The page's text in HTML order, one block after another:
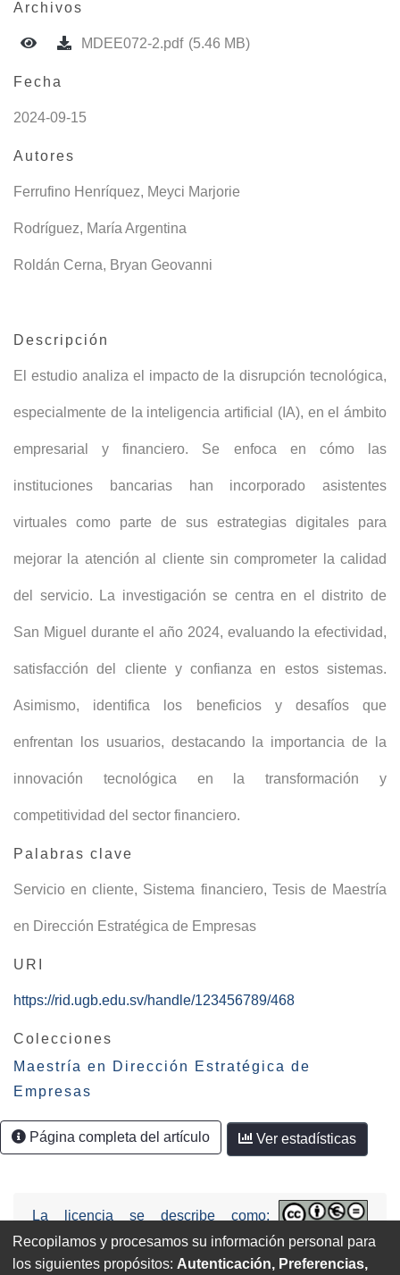
Archivos
MDEE072-2.pdf (5.46 MB)
Fecha
2024-09-15
Autores
Ferrufino Henríquez, Meyci Marjorie
Rodríguez, María Argentina
Roldán Cerna, Bryan Geovanni
Descripción
El estudio analiza el impacto de la disrupción tecnológica,
especialmente de la inteligencia artificial (IA), en el ámbito
empresarial y financiero. Se enfoca en cómo las
instituciones bancarias han incorporado asistentes
virtuales como parte de sus estrategias digitales para
mejorar la atención al cliente sin comprometer la calidad
del servicio. La investigación se centra en el distrito de
San Miguel durante el año 2024, evaluando la efectividad,
satisfacción del cliente y confianza en estos sistemas.
Asimismo, identifica los beneficios y desafíos que
enfrentan los usuarios, destacando la importancia de la
innovación tecnológica en la transformación y
competitividad del sector financiero.
Palabras clave
Servicio en cliente, Sistema financiero, Tesis de Maestría
en Dirección Estratégica de Empresas
URI
https://rid.ugb.edu.sv/handle/123456789/468
Colecciones
Maestría en Dirección Estratégica de
Empresas
Página completa del artículo Ver estadísticas
La licencia se describe como:
Attribution-NonCommercial-NoDerivs
3.0 United States (CC BY-NC-ND 3.0 US).
Recopilamos y procesamos su información personal para
los siguientes propósitos: Autenticación, Preferencias,